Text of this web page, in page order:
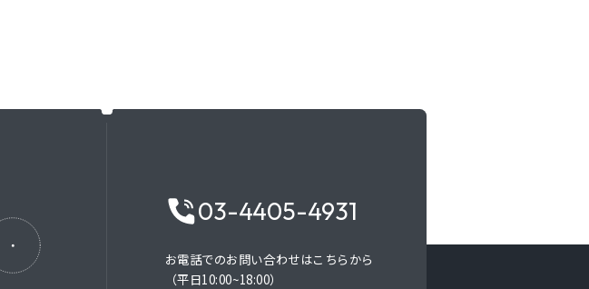
03-4405-4931
お電話でのお問い合わせはこちらから
（平日10:00~18:00）